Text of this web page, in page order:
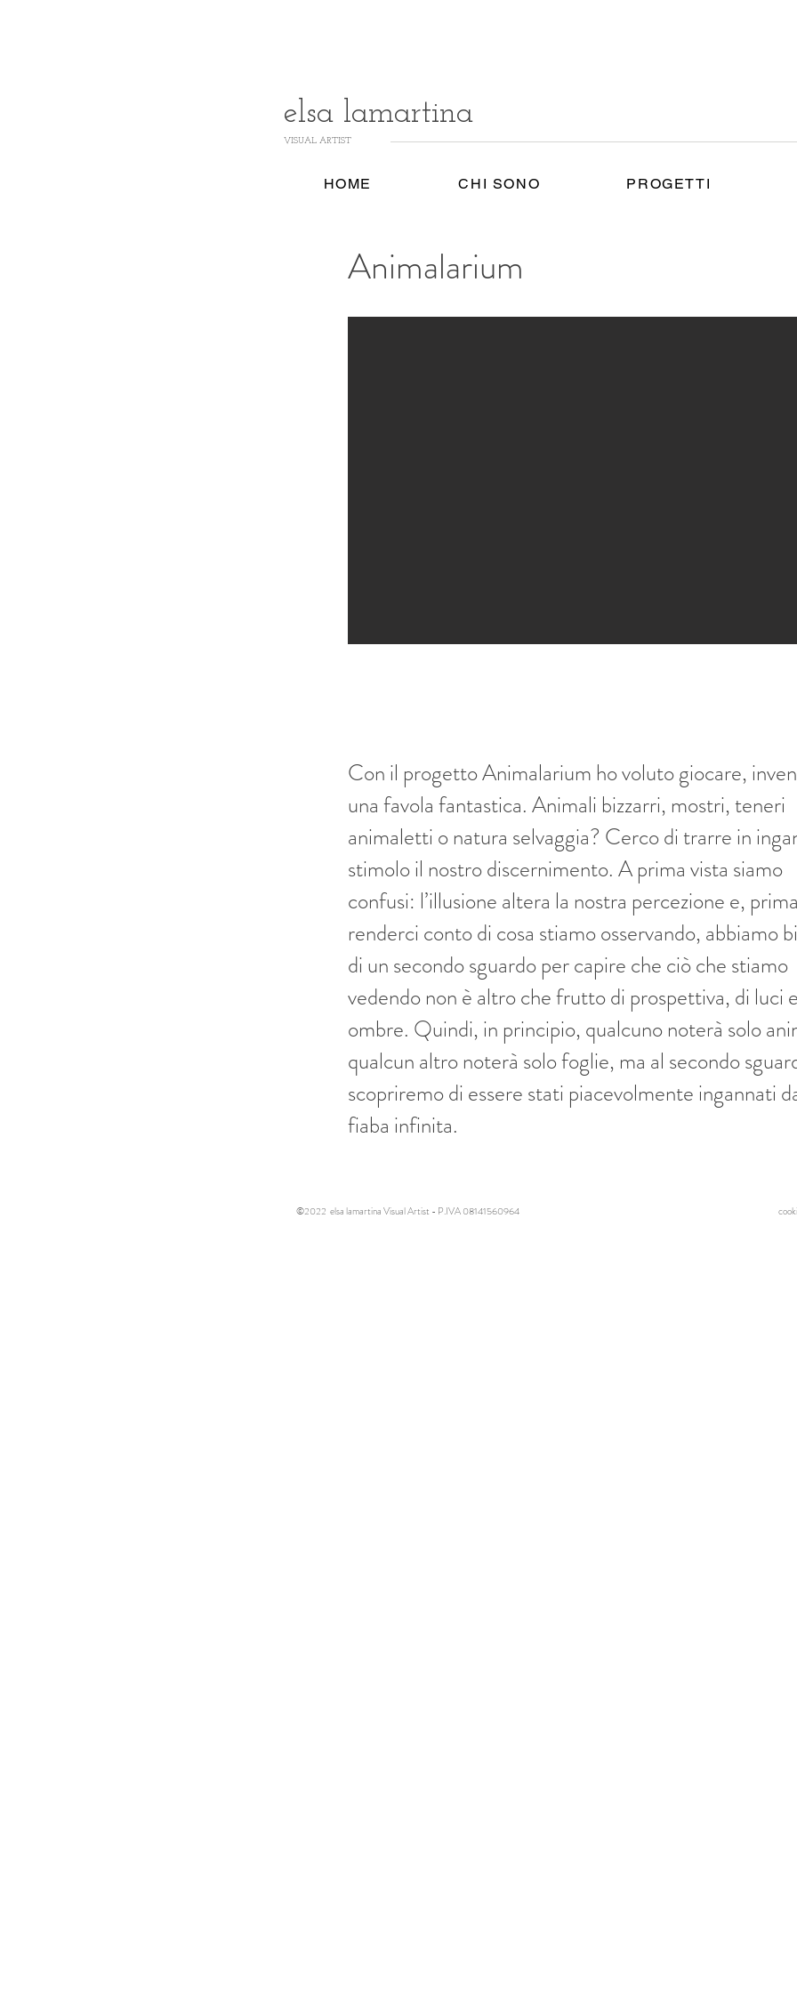
elsa lamartina
VISUAL ARTIST
Animalarium
Con il progetto Animalarium ho voluto giocare,
una favola fantastica. Animali bizzarri, mostri, teneri
animaletti o natura selvaggia? Cerco di trarre in
stimolo il nostro discernimento. A prima vista siamo
confusi: l’illusione altera la nostra percezione e,
renderci conto di cosa stiamo osservando, abbiamo
di un secondo sguardo per capire che ciò che stiamo
vedendo non è altro che frutto di prospettiva, di luci e
ombre. Quindi, in principio, qualcuno noterà solo
qualcun altro noterà solo foglie, ma al secondo
scopriremo di essere stati piacevolmente ingannati
fiaba infinita.
©2022 elsa lamartina Visual Artist - P.IVA 08141560964
HOME CHI SONO PROGETTI